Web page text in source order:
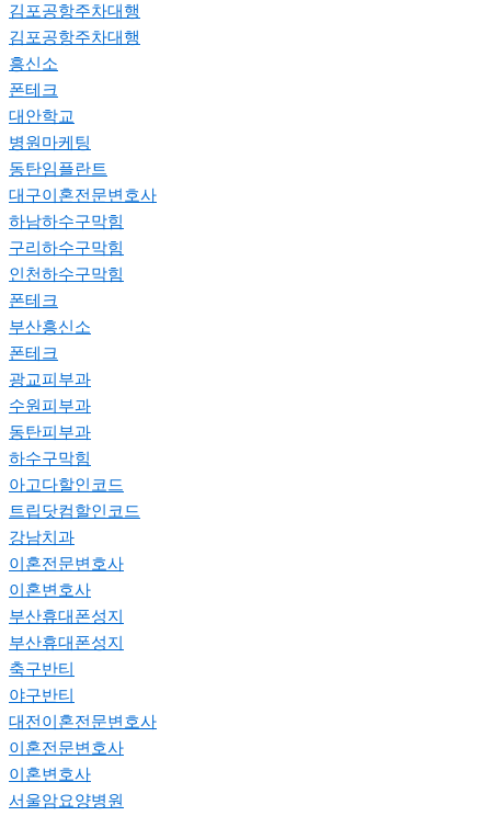
김포공항주차대행
김포공항주차대행
흥신소
폰테크
대안학교
병원마케팅
동탄임플란트
대구이혼전문변호사
하남하수구막힘
구리하수구막힘
인천하수구막힘
폰테크
부산흥신소
폰테크
광교피부과
수원피부과
동탄피부과
하수구막힘
아고다할인코드
트립닷컴할인코드
강남치과
이혼전문변호사
이혼변호사
부산휴대폰성지
부산휴대폰성지
축구반티
야구반티
대전이혼전문변호사
이혼전문변호사
이혼변호사
서울암요양병원